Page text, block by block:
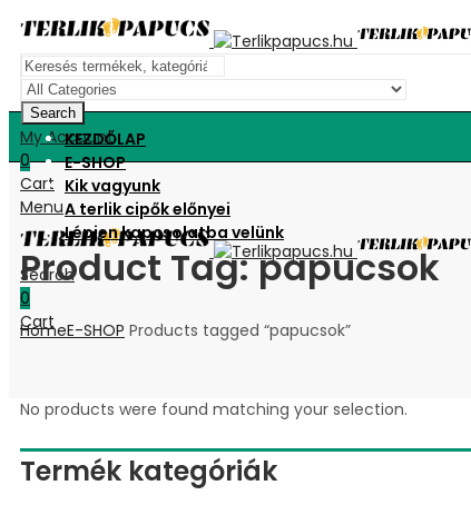
Search
My Account
0
Cart
Menu
Search
0
Cart
KEZDŐLAP
E-SHOP
Kik vagyunk
A terlik cipők előnyei
Lépjen kapcsolatba velünk
Product Tag: papucsok
HomeE-SHOP Products tagged “papucsok”
No products were found matching your selection.
Termék kategóriák